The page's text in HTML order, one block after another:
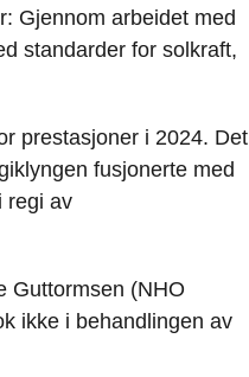
Gjennom arbeidet med
standarder for solkraft,
prestasjoner i 2024. Det
fusjonerte med
regi av
Guttormsen (NHO
ikke i behandlingen av